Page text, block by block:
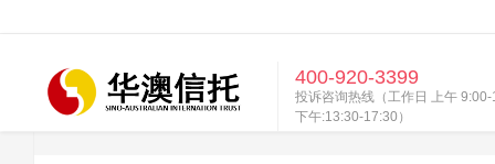
400-920-3399
投诉咨询热线（工作日 上午
下午:13:30-17:30）